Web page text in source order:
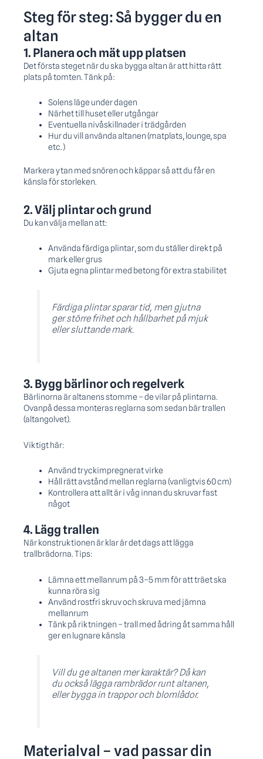
Steg för steg: Så bygger du en
altan
1. Planera och mät upp platsen
Det första steget när du ska bygga altan är att hitta rätt
plats på tomten. Tänk på:
Solens läge under dagen
Närhet till huset eller utgångar
Eventuella nivåskillnader i trädgården
Hur du vill använda altanen (matplats, lounge, spa
etc.)
Markera ytan med snören och käppar så att du får en
känsla för storleken.
2. Välj plintar och grund
Du kan välja mellan att:
Använda färdiga plintar, som du ställer direkt på
mark eller grus
Gjuta egna plintar med betong för extra stabilitet
Färdiga plintar sparar tid, men gjutna
ger större frihet och hållbarhet på mjuk
eller sluttande mark.
3. Bygg bärlinor och regelverk
Bärlinorna är altanens stomme – de vilar på plintarna.
Ovanpå dessa monteras reglarna som sedan bär trallen
(altangolvet).
Viktigt här:
Använd tryckimpregnerat virke
Håll rätt avstånd mellan reglarna (vanligtvis 60 cm)
Kontrollera att allt är i våg innan du skruvar fast
något
4. Lägg trallen
När konstruktionen är klar är det dags att lägga
trallbrädorna. Tips:
Lämna ett mellanrum på 3–5 mm för att träet ska
kunna röra sig
Använd rostfri skruv och skruva med jämna
mellanrum
Tänk på riktningen – trall med ådring åt samma håll
ger en lugnare känsla
Vill du ge altanen mer karaktär? Då kan
du också lägga rambrädor runt altanen,
eller bygga in trappor och blomlådor.
Materialval – vad passar din